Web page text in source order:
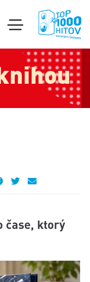
toggle
mobile
menu
čase, ktorý